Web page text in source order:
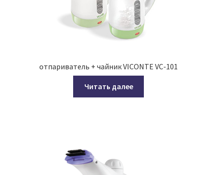
отпариватель + чайник VICONTE VC-101
Читать далее